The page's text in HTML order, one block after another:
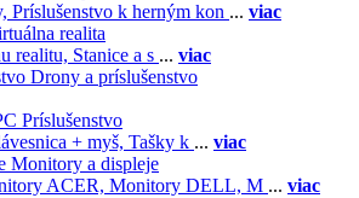
Príslušenstvo k herným kon ... viac
realita
realitu, Stanice a s ... viac
Drony a príslušenstvo
Príslušenstvo
+ myš, Tašky k ... viac
Monitory a displeje
ACER, Monitory DELL, M ... viac